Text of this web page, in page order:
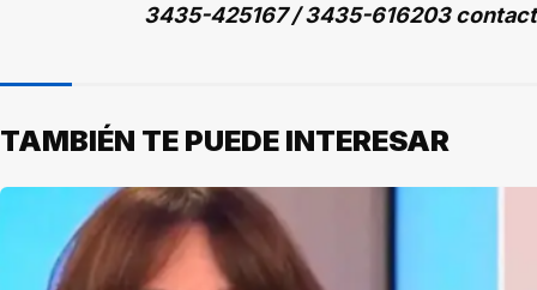
3435-425167 / 3435-616203
TAMBIÉN TE PUEDE INTERESAR